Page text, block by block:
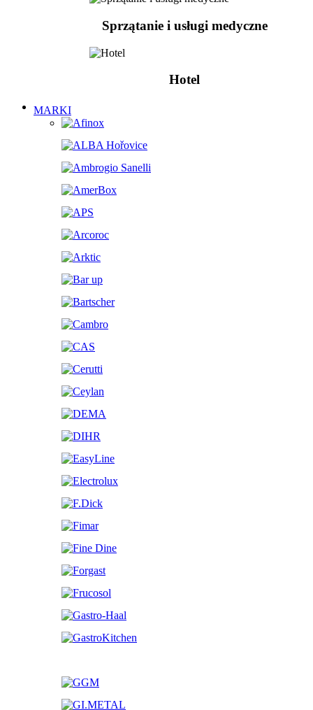
Sprzątanie i usługi medyczne
Hotel
MARKI